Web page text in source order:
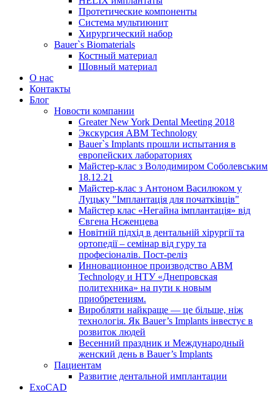
Протетические компоненты
Система мультиюнит
Хирургический набор
Bauer`s Biomaterials
Костный материал
Шовный материал
О нас
Контакты
Блог
Новости компании
Greater New York Dental Meeting 2018
Экскурсия ABM Technology
Bauer`s Implants прошли испытания в
европейских лабораториях
Майстер-клас з Володимиром Соболевським
18.12.21
Майстер-клас з Антоном Василюком у
Луцьку "Імплантація для початківців"
Майстер клас «Негайна імплантація» від
Євгена Нєженцева
Новітній підхід в дентальній хірургії та
ортопедії – семінар від гуру та
професіоналів. Пост-реліз
Инновационное производство ABM
Technology и НТУ «Днепровская
политехника» на пути к новым
приобретениям.
Виробляти найкраще — це більше, ніж
технологія. Як Bauer’s Implants інвестує в
розвиток людей
Весенний праздник и Международный
женский день в Bauer’s Implants
Пациентам
Развитие дентальной имплантации
ExoCAD